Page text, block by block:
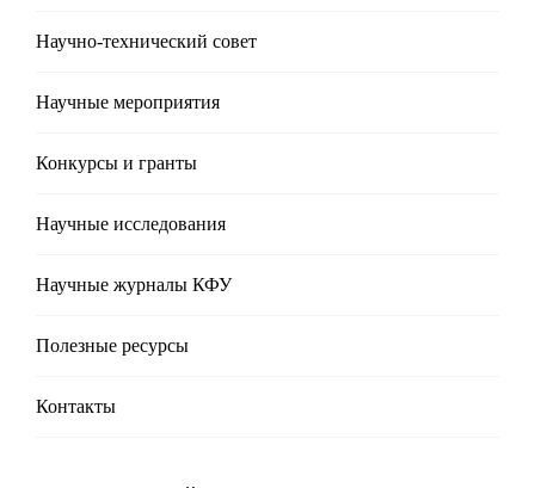
Научно-технический совет
Научные мероприятия
Конкурсы и гранты
Научные исследования
Научные журналы КФУ
Полезные реcурсы
Контакты